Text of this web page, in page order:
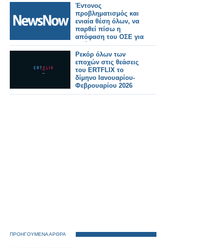
Έντονος
προβληματισμός και
ενιαία θέση όλων, να
παρθεί πίσω η
απόφαση του ΟΣΕ για
κλείσιμο του
Οδοντωτού
Ρεκόρ όλων των
εποχών στις θεάσεις
του ERTFLIX το
δίμηνο Ιανουαρίου-
Φεβρουαρίου 2026
ΠΡΟΗΓΟΥΜΕΝΑ ΑΡΘΡΑ